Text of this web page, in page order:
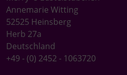
Annemarie Witting
52525 Heinsberg
Herb 27a
Deutschland
+49 - (0) 2452 - 1063720